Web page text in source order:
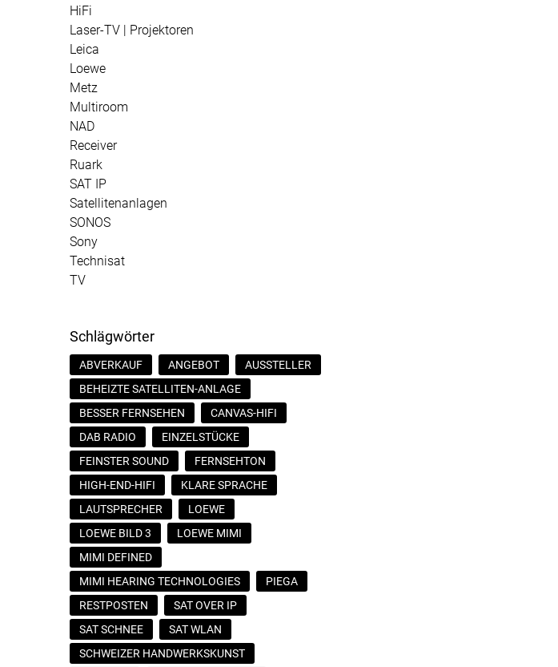
HiFi
Laser-TV | Projektoren
Leica
Loewe
Metz
Multiroom
NAD
Receiver
Ruark
SAT IP
Satellitenanlagen
SONOS
Sony
Technisat
TV
Schlägwörter
ABVERKAUF ANGEBOT
AUSSTELLER
BEHEIZTE SATELLITEN-ANLAGE
BESSER FERNSEHEN
CANVAS-HIFI
DAB RADIO
EINZELSTÜCKE
FEINSTER SOUND
FERNSEHTON
HIGH-END-HIFI
KLARE SPRACHE
LAUTSPRECHER
LOEWE
LOEWE BILD 3
LOEWE MIMI
MIMI DEFINED
MIMI HEARING TECHNOLOGIES
PIEGA
RESTPOSTEN
SAT OVER IP
SAT SCHNEE
SAT WLAN
SCHWEIZER HANDWERKSKUNST